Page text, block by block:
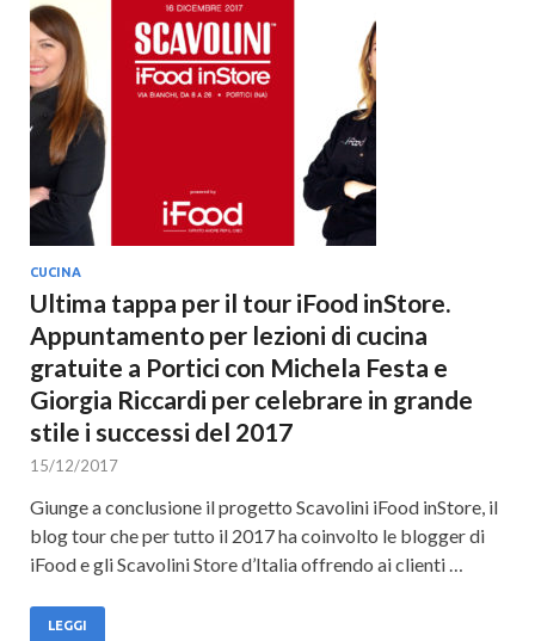
CUCINA
Ultima tappa per il tour iFood inStore.
Appuntamento per lezioni di cucina
gratuite a Portici con Michela Festa e
Giorgia Riccardi per celebrare in grande
stile i successi del 2017
15/12/2017
Giunge a conclusione il progetto Scavolini iFood inStore, il
blog tour che per tutto il 2017 ha coinvolto le blogger di
iFood e gli Scavolini Store d’Italia offrendo ai clienti …
LEGGI